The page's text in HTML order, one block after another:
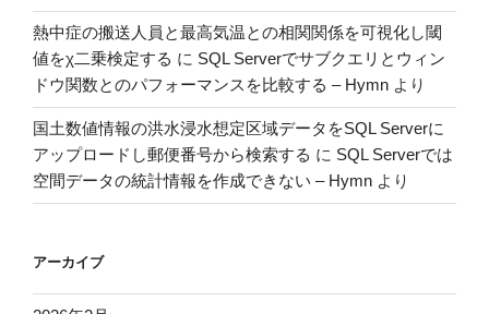
熱中症の搬送人員と最高気温との相関関係を可視化し閾
値をχ二乗検定する に SQL Serverでサブクエリとウィン
ドウ関数とのパフォーマンスを比較する – Hymn より
国土数値情報の洪水浸水想定区域データをSQL Serverに
アップロードし郵便番号から検索する に SQL Serverでは
空間データの統計情報を作成できない – Hymn より
アーカイブ